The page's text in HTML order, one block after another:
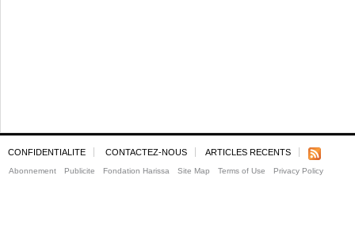
CONFIDENTIALITE CONTACTEZ-NOUS ARTICLES RECENTS
Abonnement Publicite Fondation Harissa Site Map Terms of Use Privacy Policy